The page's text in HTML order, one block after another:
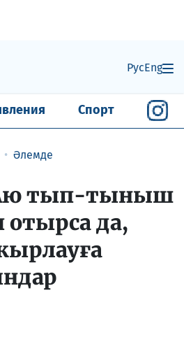
РусEng
Спорт
Әлемде
тып-тыныш
да,